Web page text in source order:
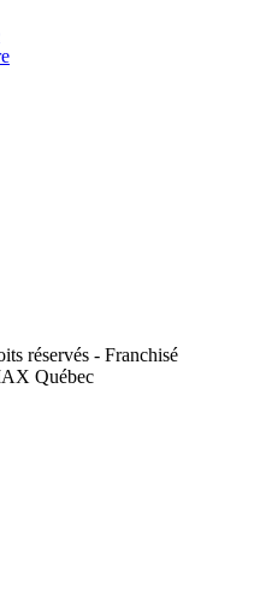
réservés - Franchisé
Québec